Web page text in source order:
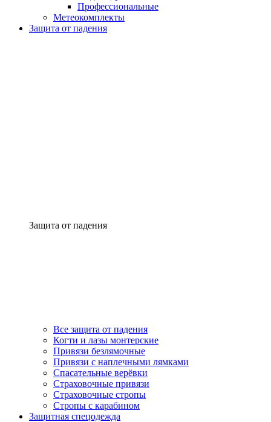
Профессиональные
Метеокомплекты
Защита от падения
Защита от падения
Все защита от падения
Когти и лазы монтерские
Привязи безлямочные
Привязи с наплечными лямками
Спасательные верёвки
Страховочные привязи
Страховочные стропы
Стропы с карабином
Защитная спецодежда